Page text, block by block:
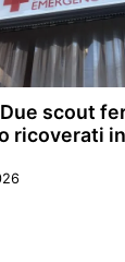
Due scout
ricoverati